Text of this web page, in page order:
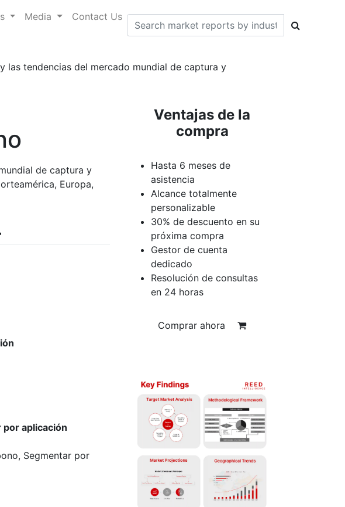
Media Contact Us
las tendencias del mercado mundial de captura y
de captura y
Europa,
por aplicación
Segmentar por
Ventajas de la
compra
Hasta 6 meses de
asistencia
Alcance totalmente
personalizable
30% de descuento en su
próxima compra
Gestor de cuenta
dedicado
Resolución de consultas
en 24 horas
Comprar ahora